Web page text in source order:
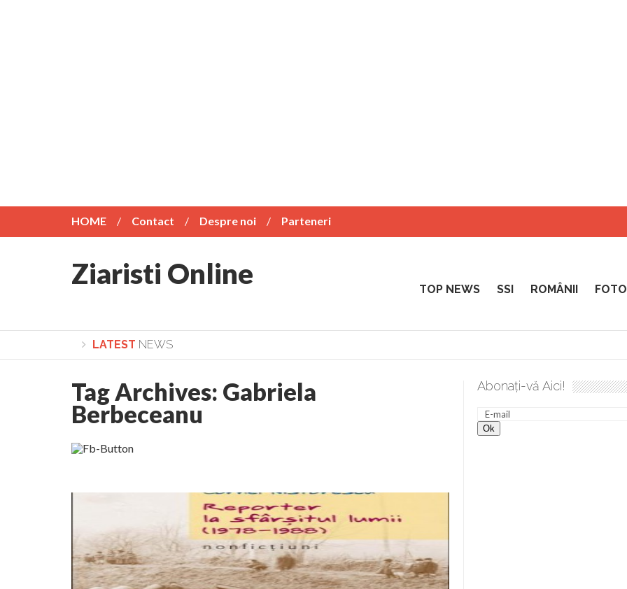
HOME Contact Despre noi Parteneri
Ziaristi Online TOP NEWS SSI ROMÂNII
LATEST NEWS
Lepădarea de sine și urmarea lui Hristos. Calea spre desăvârșire. Gând de duminică de Elena Solunca Moise
Tag Archives: Gabriela
Berbeceanu
Abonați-vă Aici!